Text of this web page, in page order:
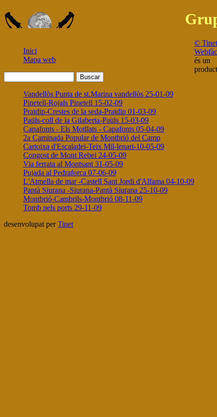
Inici
Mapa web
Vandellòs Punta de st.Marina vandellòs 25-01-09
Pinetell-Rojals Pinetell 15-02-09
Pratdip-Crestes de la seda-Pratdip 01-03-09
Paüls-coll de la Gilaberta-Paüls 15-03-09
Capafonts - Els Motllats - Capafonts 05-04-09
2a Caminada Popular de Montbrió del Camp
Cartoixa d'Escaladei-Teix Mil-lenari-10-05-09
Congost de Mont Rebei 24-05-09
Via ferrata al Montsant 31-05-09
Pujada al Pedraforca 07-06-09
L'Atmella de mar -Castell Sant Jordi d'Alfama 04-10-09
Pantà Siurana -Siurana-Pantà Siurana 25-10-09
Montbrió-Cambrils-Montbrió 08-11-09
Tomb pels ports 29-11-09
© Tinet
és un
desenvolupat perTinet